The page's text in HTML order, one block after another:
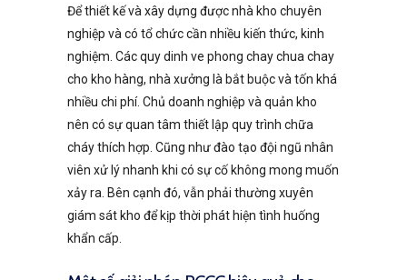
Để thiết kế và xây dựng được nhà kho chuyên
nghiệp và có tổ chức cần nhiều kiến thức, kinh
nghiệm. Các quy dinh ve phong chay chua chay
cho kho hàng, nhà xưởng là bắt buộc và tốn khá
nhiều chi phí. Chủ doanh nghiệp và quản kho
nên có sự quan tâm thiết lập quy trình chữa
cháy thích hợp. Cũng như đào tạo đội ngũ nhân
viên xử lý nhanh khi có sự cố không mong muốn
xảy ra. Bên cạnh đó, vẫn phải thường xuyên
giám sát kho để kịp thời phát hiện tình huống
khẩn cấp.